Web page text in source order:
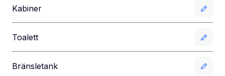
Kabiner
Toalett
Bränsletank